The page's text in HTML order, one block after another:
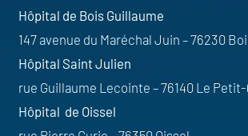
Hôpital de Bois Guillaume
147 avenue du Maréchal Juin – 76230
Hôpital Saint Julien
rue Guillaume Lecointe – 76140 Le
Hôpital de Oissel